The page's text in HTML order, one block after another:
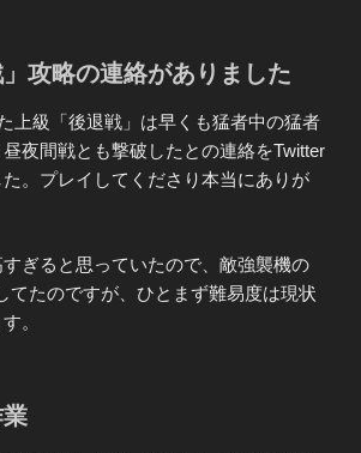
攻略の連絡がありました
上級「後退戦」は早くも猛者中の猛者
夜間戦とも撃破したとの連絡をTwitter
た。プレイしてくださり本当にありが
ぎると思っていたので、敵強襲機の
てたのですが、ひとまず難易度は現状
。